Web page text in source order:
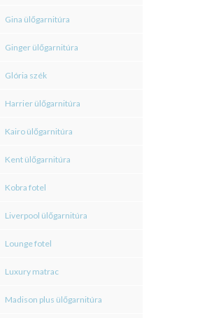
Gina ülőgarnitúra
Ginger ülőgarnitúra
Glória szék
Harrier ülőgarnitúra
Kairo ülőgarnitúra
Kent ülőgarnitúra
Kobra fotel
Liverpool ülőgarnitúra
Lounge fotel
Luxury matrac
Madison plus ülőgarnitúra